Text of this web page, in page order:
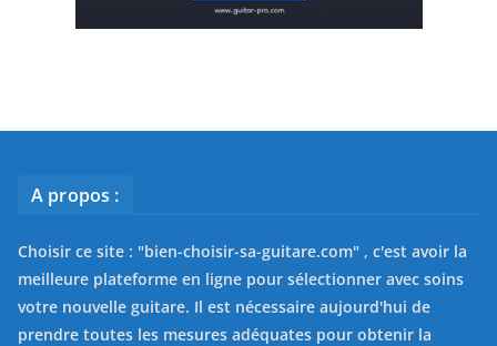
A propos :
Choisir ce site : "bien-choisir-sa-guitare.com" , c'est avoir la
meilleure plateforme en ligne pour sélectionner avec soins
votre nouvelle guitare. Il est nécessaire aujourd'hui de
prendre toutes les mesures adéquates pour obtenir la